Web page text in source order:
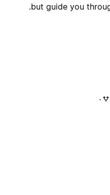
but guide you
٠